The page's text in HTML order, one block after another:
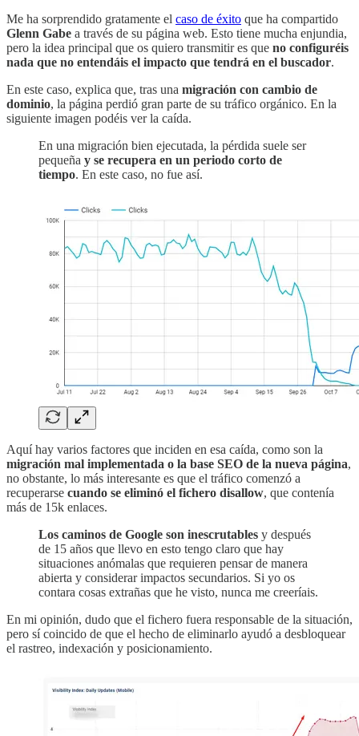
Me ha sorprendido gratamente el caso de éxito que ha compartido
Glenn Gabe a través de su página web. Esto tiene mucha enjundia,
pero la idea principal que os quiero transmitir es que no configuréis
nada que no entendáis el impacto que tendrá en el buscador.
En este caso, explica que, tras una migración con cambio de
dominio, la página perdió gran parte de su tráfico orgánico. En la
siguiente imagen podéis ver la caída.
En una migración bien ejecutada, la pérdida suele ser
pequeña y se recupera en un periodo corto de
tiempo. En este caso, no fue así.
Aquí hay varios factores que inciden en esa caída, como son la
migración mal implementada o la base SEO de la nueva página,
no obstante, lo más interesante es que el tráfico comenzó a
recuperarse cuando se eliminó el fichero disallow, que contenía
más de 15k enlaces.
Los caminos de Google son inescrutables y después
de 15 años que llevo en esto tengo claro que hay
situaciones anómalas que requieren pensar de manera
abierta y considerar impactos secundarios. Si yo os
contara cosas extrañas que he visto, nunca me creeríais.
En mi opinión, dudo que el fichero fuera responsable de la situación,
pero sí coincido de que el hecho de eliminarlo ayudó a desbloquear
el rastreo, indexación y posicionamiento.